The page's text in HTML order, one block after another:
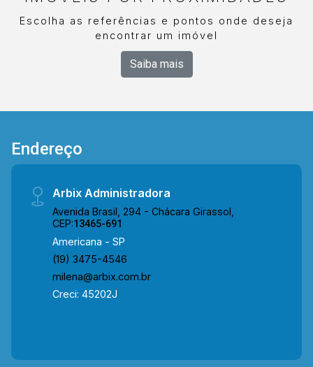
Escolha as referências e pontos onde deseja
encontrar um imóvel
Saiba mais
Endereço
Arbix Administradora
Avenida Brasil, 294 - Chácara Girassol,
CEP:13465-691
Americana - SP
(19) 3475-4546
milena@arbix.com.br
Creci: 45202J